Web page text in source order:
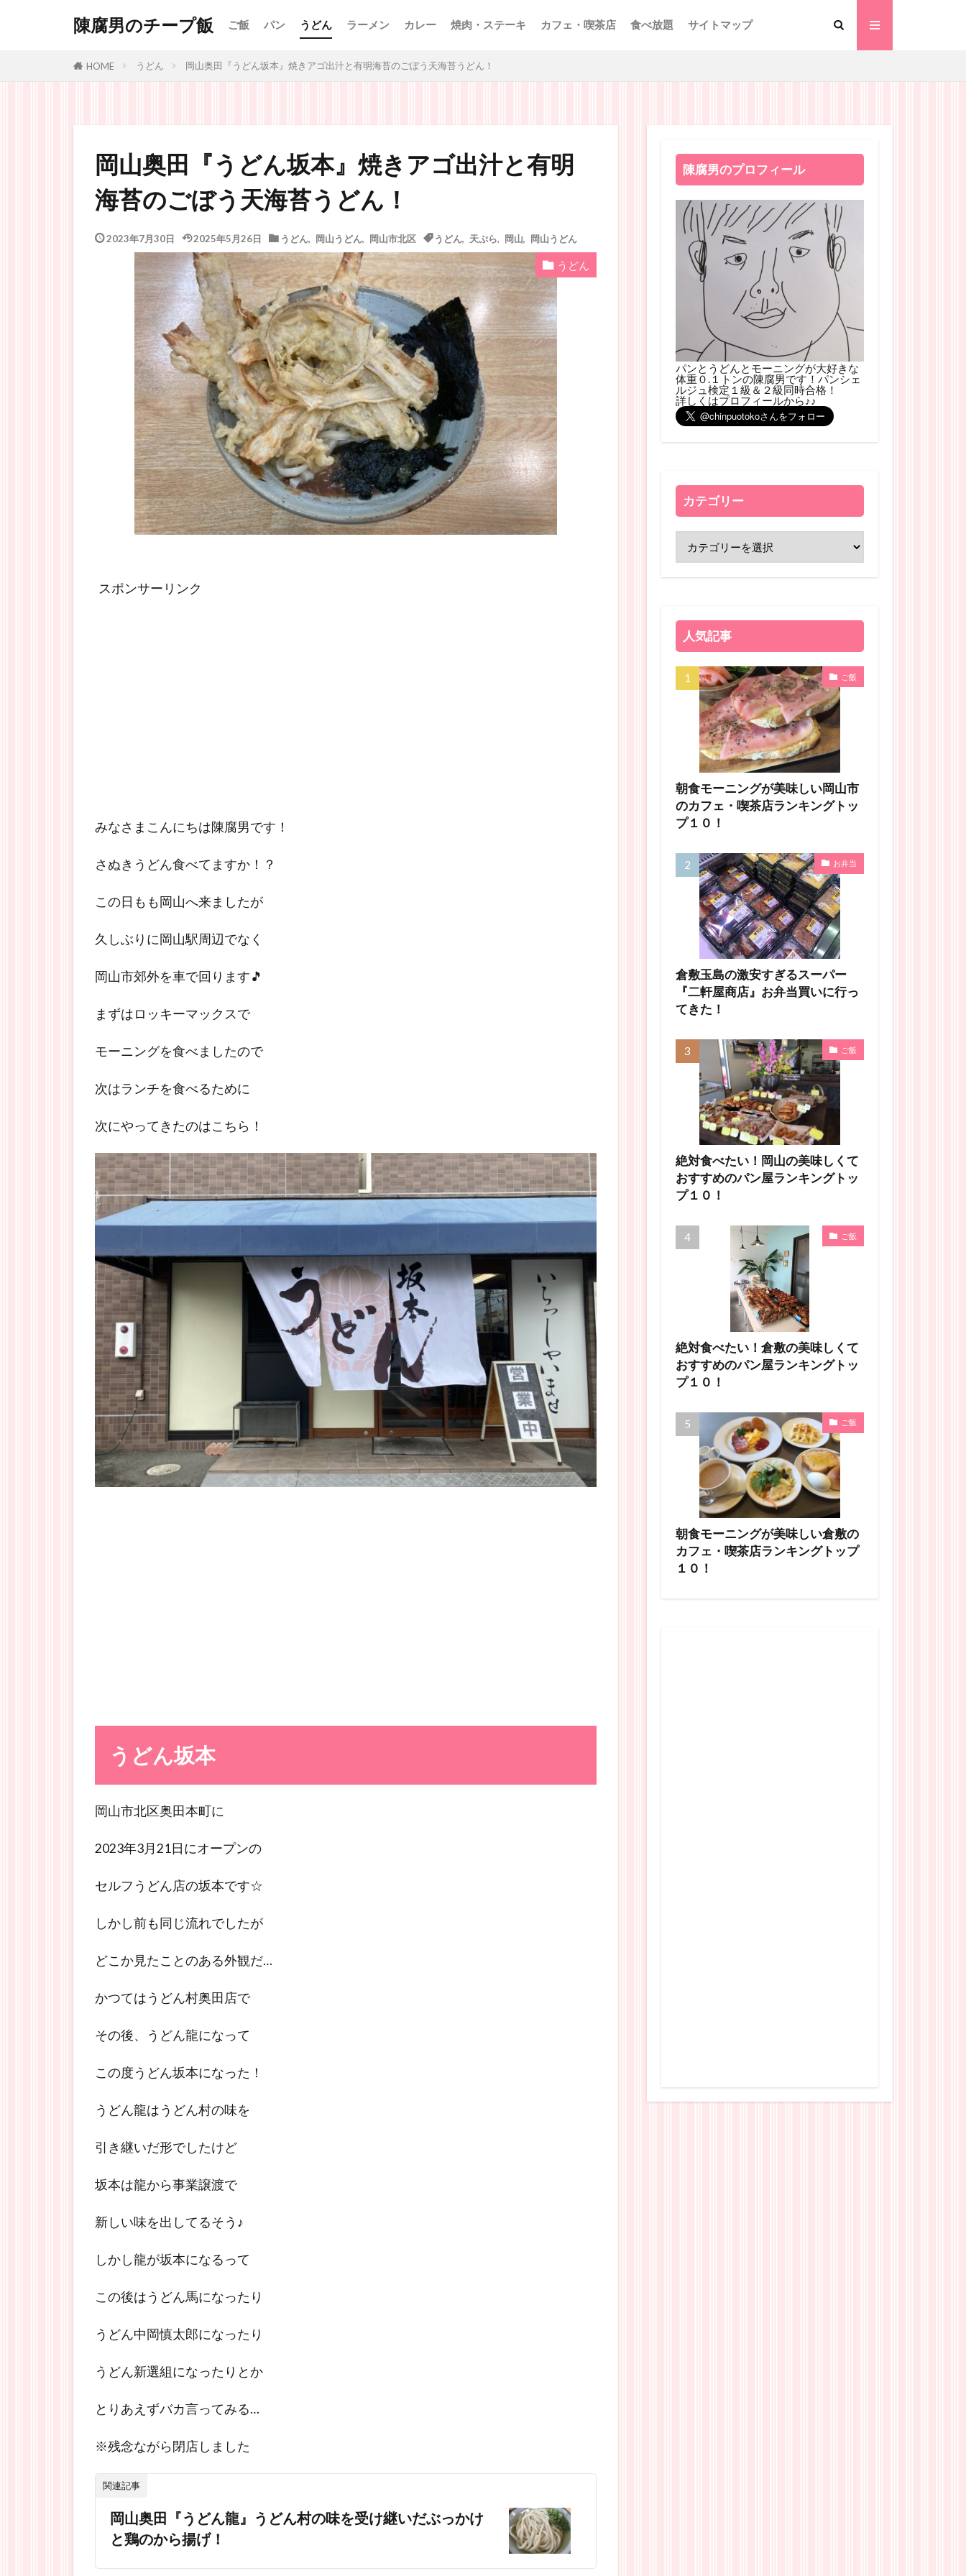
陳腐男のチープ飯 ご飯 パン うどん ラーメン カレー 焼肉・ステーキ カフェ・喫茶店 食べ放題 サイトマップ
HOME うどん 岡山奥田『うどん坂本』焼きアゴ出汁と有明海苔のごぼう天海苔うどん！
岡山奥田『うどん坂本』焼きアゴ出汁と有明
海苔のごぼう天海苔うどん！
2023年7月30日 2025年5月26日 うどん 岡山うどん 岡山市北区 うどん 天ぷら 岡山 岡山うどん
うどん
スポンサーリンク
みなさまこんにちは陳腐男です！
さぬきうどん食べてますか！？
この日もも岡山へ来ましたが
久しぶりに岡山駅周辺でなく
岡山市郊外を車で回ります🎵
まずはロッキーマックスで
モーニングを食べましたので
次はランチを食べるために
次にやってきたのはこちら！
うどん坂本
岡山市北区奥田本町に
2023年3月21日にオープンの
セルフうどん店の坂本です☆
しかし前も同じ流れでしたが
どこか見たことのある外観だ…
かつてはうどん村奥田店で
その後、うどん龍になって
この度うどん坂本になった！
うどん龍はうどん村の味を
引き継いだ形でしたけど
坂本は龍から事業譲渡で
新しい味を出してるそう♪
しかし龍が坂本になるって
この後はうどん馬になったり
うどん中岡慎太郎になったり
うどん新選組になったりとか
とりあえずバカ言ってみる…
※残念ながら閉店しました
関連記事
岡山奥田『うどん龍』うどん村の味を受け継いだぶっかけ
と鶏のから揚げ！
陳腐男のプロフィール
パンとうどんとモーニングが大好きな
体重０.１トンの陳腐男です！パンシェ
ルジュ検定１級＆２級同時合格！
詳しくはプロフィールから♪♪
カテゴリー
人気記事
ご飯
朝食モーニングが美味しい岡山市
のカフェ・喫茶店ランキングトッ
プ１０！
お弁当
倉敷玉島の激安すぎるスーパー
『二軒屋商店』お弁当買いに行っ
てきた！
ご飯
絶対食べたい！岡山の美味しくて
おすすめのパン屋ランキングトッ
プ１０！
ご飯
絶対食べたい！倉敷の美味しくて
おすすめのパン屋ランキングトッ
プ１０！
ご飯
朝食モーニングが美味しい倉敷の
カフェ・喫茶店ランキングトップ
１０！